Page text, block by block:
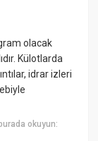
olacak
Külotlarda
idrar izleri
okuyun: